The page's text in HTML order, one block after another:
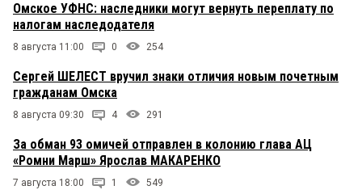
Омское УФНС: наследники могут вернуть переплату по
налогам наследодателя
8 августа 11:00 0 254
Сергей ШЕЛЕСТ вручил знаки отличия новым почетным
гражданам Омска
8 августа 09:30 4 291
За обман 93 омичей отправлен в колонию глава АЦ
«Ромни Марш» Ярослав МАКАРЕНКО
7 августа 18:00 1 549